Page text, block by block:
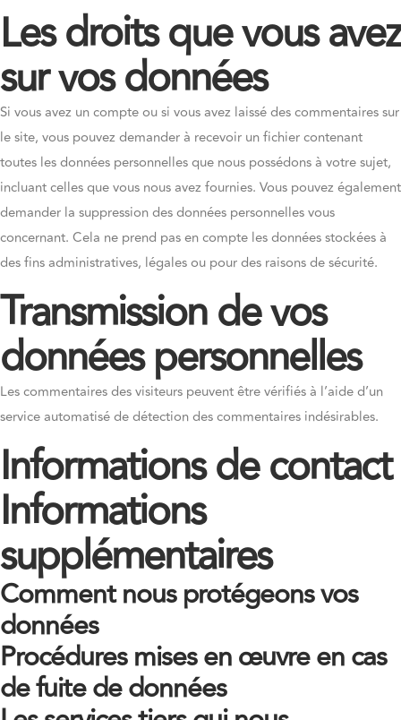
Les droits que vous avez
sur vos données
Si vous avez un compte ou si vous avez laissé des commentaires sur
le site, vous pouvez demander à recevoir un fichier contenant
toutes les données personnelles que nous possédons à votre sujet,
incluant celles que vous nous avez fournies. Vous pouvez également
demander la suppression des données personnelles vous
concernant. Cela ne prend pas en compte les données stockées à
des fins administratives, légales ou pour des raisons de sécurité.
Transmission de vos
données personnelles
Les commentaires des visiteurs peuvent être vérifiés à l’aide d’un
service automatisé de détection des commentaires indésirables.
Informations de contact
Informations
supplémentaires
Comment nous protégeons vos
données
Procédures mises en œuvre en cas
de fuite de données